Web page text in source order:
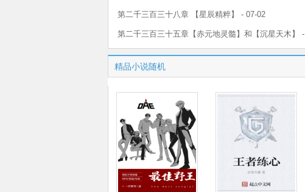
第二千三百三十八章 【星辰精粹】 - 07-02
第二千三百三十五章【赤元地灵髓】和【沉星天木】 -
07-02
精品小说随机